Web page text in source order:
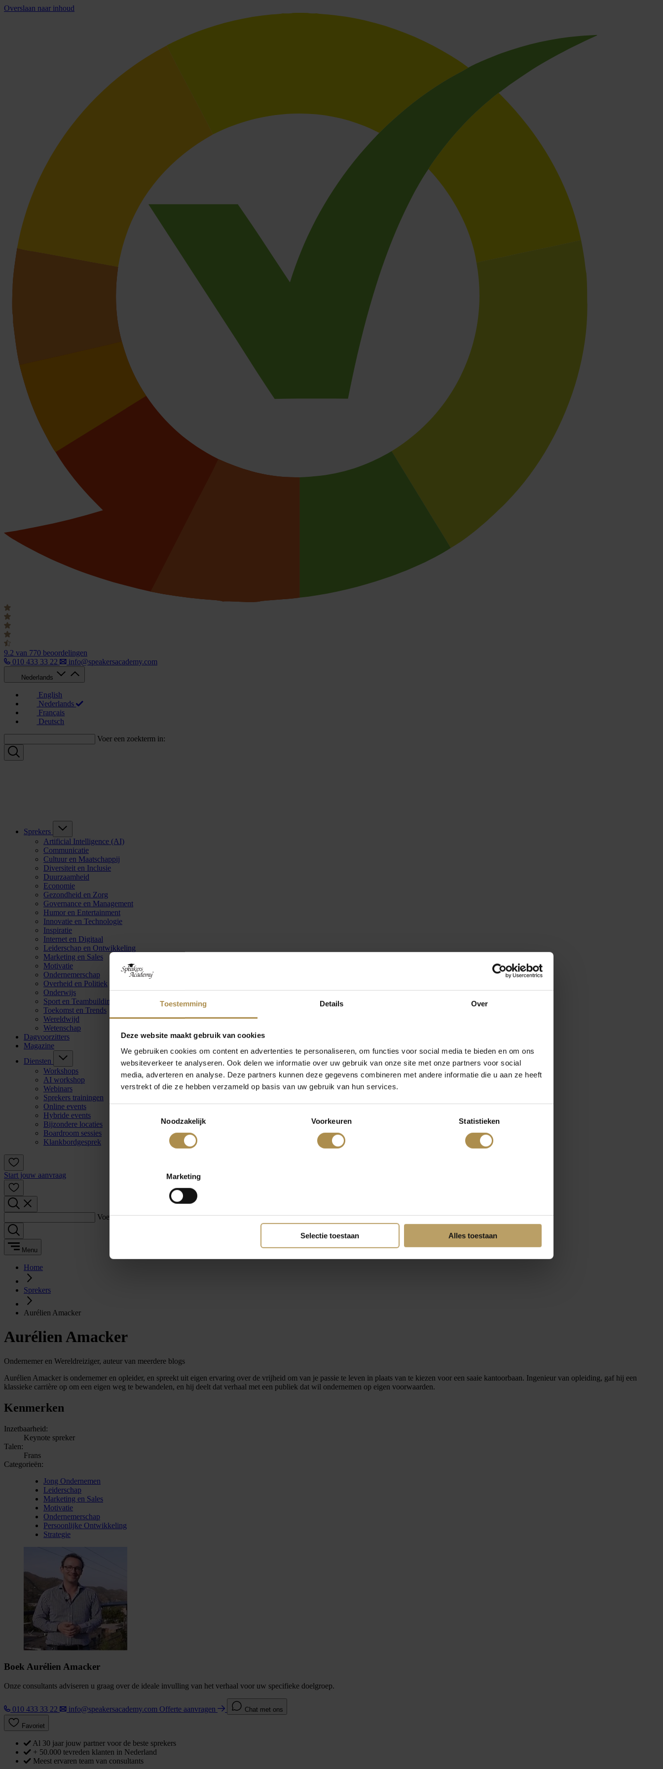
Toestemming Details Over
Deze website maakt gebruik van cookies
We gebruiken cookies om content en advertenties te personaliseren, om functies voor social media te bieden en om ons
websiteverkeer te analyseren. Ook delen we informatie over uw gebruik van onze site met onze partners voor social
media, adverteren en analyse. Deze partners kunnen deze gegevens combineren met andere informatie die u aan ze heeft
verstrekt of die ze hebben verzameld op basis van uw gebruik van hun services.
Noodzakelijk
Voorkeuren Statistieken
Marketing
Selectie toestaan Alles toestaan
Overslaan naar inhoud
9.2 van 770 beoordelingen
010 433 33 22
info@speakersacademy.com
Nederlands
English
Nederlands
Français
Deutsch
Voer een zoekterm in:
Sprekers
Artificial Intelligence (AI)
Communicatie
Cultuur en Maatschappij
Diversiteit en Inclusie
Duurzaamheid
Economie
Gezondheid en Zorg
Governance en Management
Humor en Entertainment
Innovatie en Technologie
Inspiratie
Internet en Digitaal
Leiderschap en Ontwikkeling
Marketing en Sales
Motivatie
Ondernemerschap
Overheid en Politiek
Onderwijs
Sport en Teambuilding
Toekomst en Trends
Wereldwijd
Wetenschap
Dagvoorzitters
Magazine
Diensten
Workshops
AI workshop
Webinars
Sprekers trainingen
Online events
Hybride events
Bijzondere locaties
Boardroom sessies
Klankbordgesprek
Start jouw aanvraag
Voer een zoekterm in:
Menu
Home
Sprekers
Aurélien Amacker
Aurélien Amacker
Ondernemer en Wereldreiziger, auteur van meerdere blogs
Aurélien Amacker is ondernemer en opleider, en spreekt uit eigen ervaring over de vrijheid om van je passie te leven in plaats van te kiezen voor een saaie kantoorbaan. Ingenieur van opleiding, gaf hij een
klassieke carrière op om een eigen weg te bewandelen, en hij deelt dat verhaal met een publiek dat wil ondernemen op eigen voorwaarden.
Kenmerken
Inzetbaarheid:
Keynote spreker
Talen:
Frans
Categorieën:
Jong Ondernemen
Leiderschap
Marketing en Sales
Motivatie
Ondernemerschap
Persoonlijke Ontwikkeling
Strategie
Boek Aurélien Amacker
Onze consultants adviseren u graag over de ideale invulling van het verhaal voor uw specifieke doelgroep.
010 433 33 22 info@speakersacademy.com Offerte aanvragen Chat met ons
Favoriet
Al 30 jaar jouw partner voor de beste sprekers
+ 50.000 tevreden klanten in Nederland
Meest ervaren team van consultants